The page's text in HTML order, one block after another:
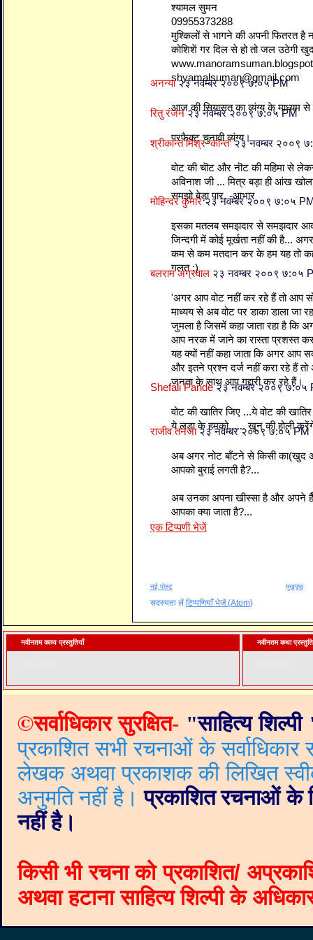
श्यामल सुमन
09955373288
मुश्किलों से भागने की अपनी फितरत है
कोशिशें गर दिल से हो तो जल उठेगी
shyamalsuman@gmail.com
अनन्या २३ नवम्बर २००९ ७:०५ PM
आज की सियासत का व्यंग्य के माध्यम से
रितु रंजन २३ नवम्बर २००९ ७:०५ PM
परफैक्ट चुनावी व्यंग्य।
श्रीकान्त मिश्र ’कान्त’ २३ नवम्बर २००९
वोट की चॊट और नॊट की महिमा से
अविनाश जी ... मित्र बड़ा ही आंख
समझो बेड़ा पार. -आभार
मोहिन्दर कुमार २३ नवम्बर २००९ ७:०५
इसका मतलब समझदार से समझदार
जिन्दगी में कोई मूर्खता नहीं की है...
कम से कम मतदान कर के हम यह तो
गलत :)
बलराम अग्रवाल २३ नवम्बर २००९ ७:०५
'अगर आप वोट नहीं कर रहे हैं तो आप
माध्यय से अब वोट पर डाका डाला जा
जुमला है जिसमें कहा जाता रहा है कि
आप नरक में जाने का रास्ता प्रशस्त
यह क्यों नहीं कहा जाता कि अगर आप
और इतने प्रश्न दर्ज नहीं करा रहे हैं
जनता के साथ आप गद्दारी कर रहे हैं।
Shefali Pande २३ नवम्बर २००९ ७:०५
वोट की खातिर जिए ...ये वोट की
ये लड़ा के हमको...... खून की होली
राजीव तनेजा २३ नवम्बर २००९ ७:०५ PM
अब अगर नोट बाँटने से किसी का(खुद
आपको बुराई लगती है?...
अब उनका अपना खीस्सा है और अपने
आपका क्या जाता है?...
एक टिप्पणी भेजें
नई पोस्ट मुखपृष्ठ
सदस्यता लें टिप्पणियाँ भेजें (Atom)
नवीनतम काव्य प्रस्तुतियाँ नवीनतम कथा
©सर्वाधिकार सुरक्षित- "साहित्य शिल्पी
प्रकाशित सभी रचनाओं के
लेखक अथवा प्रकाशक की लिखित
अनुमति नहीं है। प्रकाशित रचनाओं के
नहीं है।
किसी भी रचना को प्रकाशित/
अथवा हटाना साहित्य शिल्पी के